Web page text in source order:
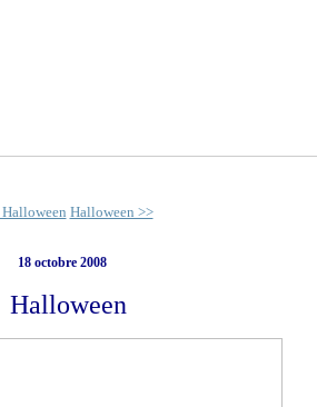
Halloween Halloween >>
18 octobre 2008
Halloween